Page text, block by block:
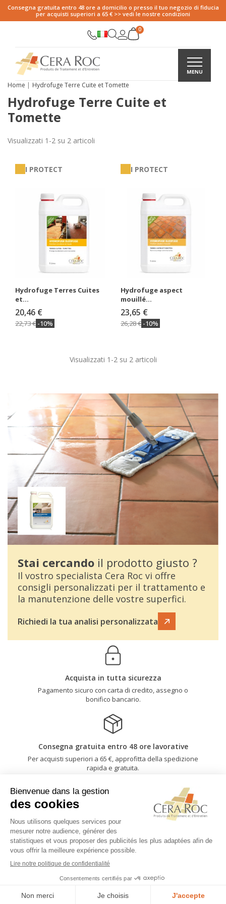
Consegna gratuita entro 48 ore a domicilio o presso il tuo negozio di fiducia
per acquisti superiori a 65 € >> vedi le nostre condizioni
Home Hydrofuge Terre Cuite et Tomette
Hydrofuge Terre Cuite et
Tomette
Visualizzati 1-2 su 2 articoli
I PROTECT
Hydrofuge Terres Cuites
et...
22,73 € -10%
20,46 €
I PROTECT
Hydrofuge aspect
mouillé...
26,28 € -10%
23,65 €
Visualizzati 1-2 su 2 articoli
Stai cercando il prodotto giusto ?
Il vostro specialista Cera Roc vi offre
consigli personalizzati per il trattamento e
la manutenzione delle vostre superfici.
Richiedi la tua analisi personalizzata
Acquista in tutta sicurezza
Pagamento sicuro con carta di credito, assegno o
bonifico bancario.
Consegna gratuita entro 48 ore lavorative
Per acquisti superiori a 65 €, approfitta della spedizione
rapida e gratuita.
Sconti quantità a partire da 250 € di acquisto
Sconti automatici in base all'importo del tuo carrello.
Il nostro team è a vostra disposizione
02 41 88 78 03